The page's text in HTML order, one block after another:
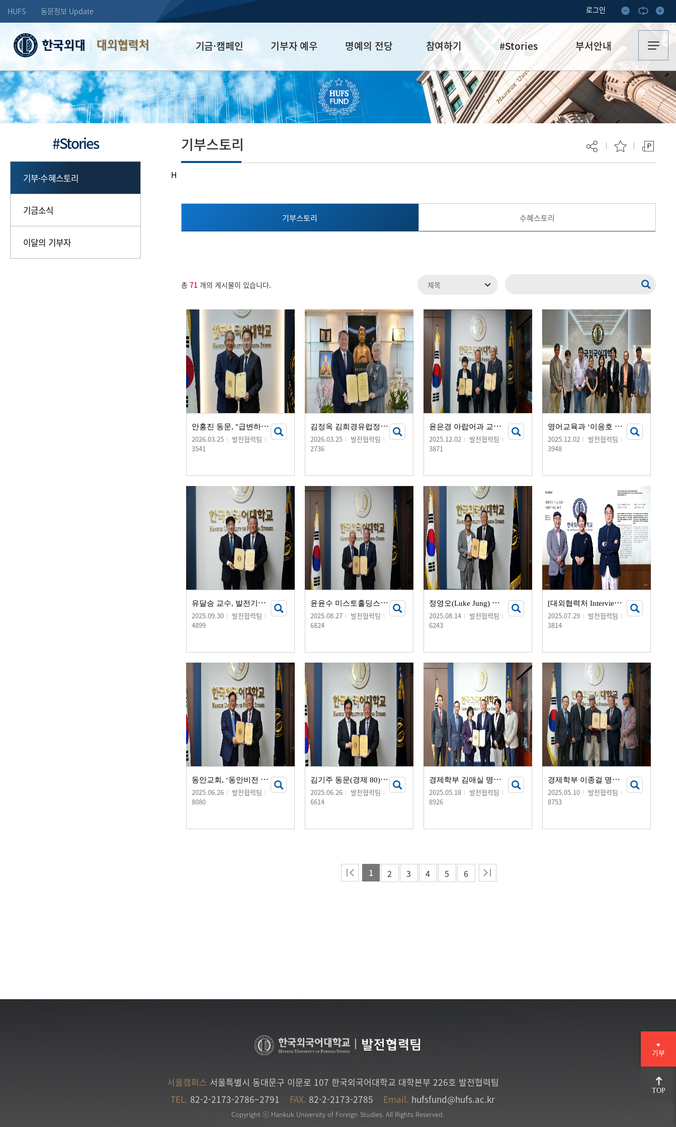
HUFS 동문정보 Update 로그인
대외협력처 기금·캠페인
학교발전기금
장학기금
선배드림 장학금
기부자 예우
예우 프로그램
세제 혜택
명예의 전당
HUFS Honor
Diamond Club
Platinum Club
참여하기
참여방법
기부하기
잠재기부자 추천
#Stories
기부·수혜스토리
기금소식
이달의 기부자
부서안내
업무안내
오시는 길
#Stories
기부·수혜스토리
기금소식
이달의 기부자
H
기부스토리
기부스토리 수혜스토리
총 71 개의 게시물이 있습니다.
안
홍진 동문, "급변하는 시대 모교의 미래 인재 양성에 보탬되길"...
2026.03.25
발전협력팀
3541
김
정옥 김희경유럽정신문화장학재단 이사장, 발전기금 20억 원 기부
2026.03.25
발전협력팀
2736
윤
은경 아랍어과 교수, 누적 기부 1억 원 달성
2025.12.02
발전협력팀
3871
영
어교육과 ‘이응호 장학금’ 기부 서명식 개최
2025.12.02
발전협력팀
3948
유
달승 교수, 발전기금 기부서명식 개최
2025.09.30
발전협력팀
4899
윤
윤수 미스토홀딩스 회장, 발전기금 10억 원 기부
2025.08.27
발전협력팀
6824
정
영오(Luke Jung) 동문(헝가리학 99), 장학금 기부 서명식 개최
2025.08.14
발전협력팀
6243
[
대외협력처 Interview] 외대인의 자긍심과 미래에 대한 투자
2025.07.29
발전협력팀
3814
동
안교회, ‘동안비전 장학금’ 기부 서명식 개최
2025.06.26
발전협력팀
8080
김
기주 동문(경제 80), ‘경제학부 김기주장학금’ 기부 서명식 개최
2025.06.26
발전협력팀
6614
경
제학부 김애실 명예교수, 장학금 기부 서명식 개최
2025.05.18
발전협력팀
8926
경
제학부 이종걸 명예교수, 장학금 기부 서명식 개최
2025.05.10
발전협력팀
8753
1 2 3 4 5 6
| 발전협력팀
서울캠퍼스 서울특별시 동대문구 이문로 107 한국외국어대학교 대학본부 226호 발전협력팀
TEL. 82-2-2173-2786~2791 FAX. 82-2-2173-2785 Email. hufsfund@hufs.ac.kr
Copyright ⓒ Hankuk University of Foreign Studies. All Rights Reserved.
♥
기부
TOP